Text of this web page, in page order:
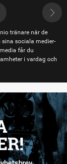
tränare när de
sociala medier-
får du
i vardag och